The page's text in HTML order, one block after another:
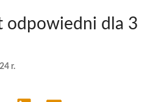
odpowiedni dla 3
r.